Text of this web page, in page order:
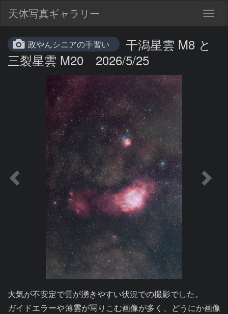
天体写真ギャラリー
政やんシニアの手習い
干潟星雲 M8 と
三裂星雲 M20 2026/5/25
大気が不安定で雲が湧きやすい状況での撮影でした。
ガイドエラーや薄雲が写りこむ画像が多く、どうにか画像